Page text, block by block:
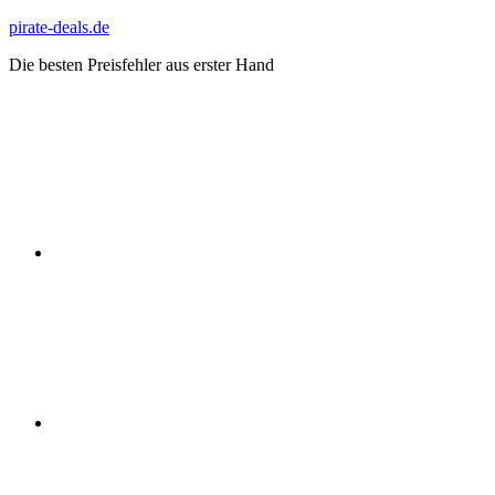
Zum
springen
pirate-deals.de
Die besten Preisfehler aus erster Hand